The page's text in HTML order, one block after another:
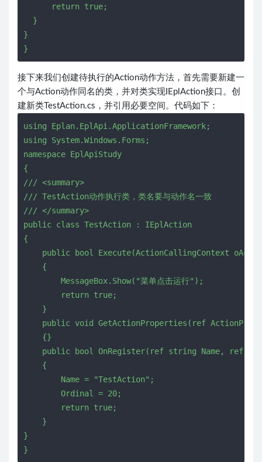
return true;
}
}
}
接下来我们创建待执行的Action动作方法，首先需要新建一
个与Action动作同名的类，并对类实现IEplAction接口。创
建新类TestAction.cs，并引用必要空间。代码如下：
usi ng Epl an. EplApi .Appl i cati onFramework;
usi ng System.Wi ndows . Forms ;
namespace EplApi Study
{
/// <summary>
/// TestActi on动作执行类 ， 类名要与动作名一致
/// </summary>
publ i c cl ass TestActi on : IEplActi on
{
publ i c bool Execute(Acti onCal l i ngContext oAc
{
MessageBox. Show( "菜单点击运行" ) ;
return true;
}
publ i c voi d GetActi onProperti es ( ref Acti onP
{}
publ i c bool OnRegi ster( ref stri ng Name, ref
{
Name = "TestActi on" ;
Ordi nal = 20;
return true;
}
}
}